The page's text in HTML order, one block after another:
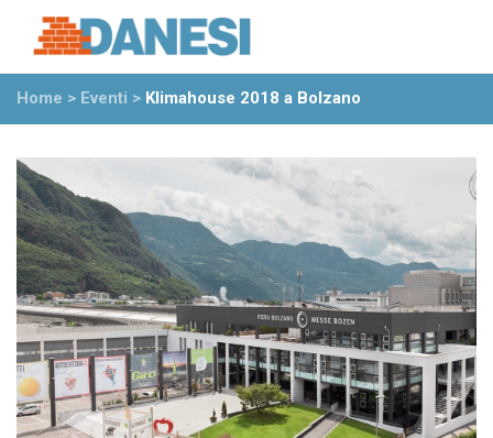
Il gruppo
Partner
Ambiente
Stabilimenti
Rete commerciale
Ufficio Tecnico
News
Eventi
Mostre
Rassegna stampa
Video
Home > Eventi > Klimahouse 2018 a Bolzano